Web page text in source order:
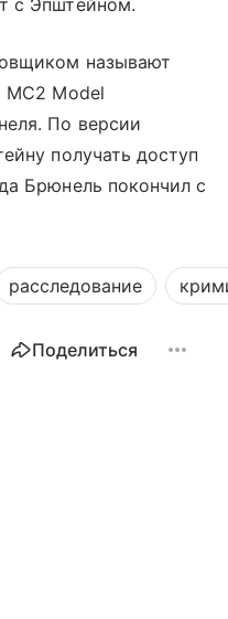
с Эпштейном.
называют
MC2 Model
По версии
получать доступ
Брюнель покончил с
расследование
Поделиться